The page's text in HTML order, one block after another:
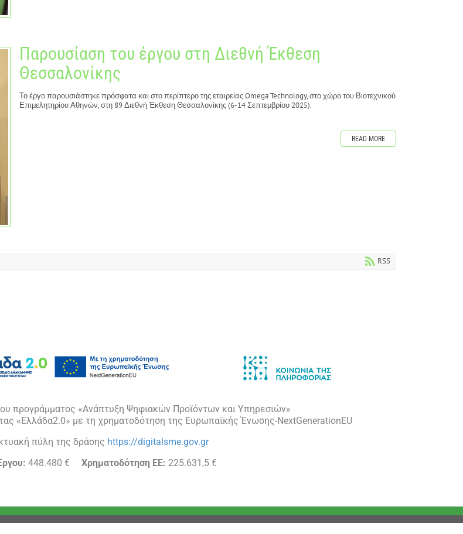
Παρουσίαση του έργου στη Διεθνή Έκθεση
Θεσσαλονίκης
Το έργο παρουσιάστηκε πρόσφατα και στο περίπτερο της εταιρείας Omega Technology, στο χώρο του Βιοτεχνικού
Επιμελητηρίου Αθηνών, στη 89 Διεθνή Έκθεση Θεσσαλονίκης (6-14 Σεπτεμβρίου 2025).
READ MORE
RSS
προγράμματος «Ανάπτυξη Ψηφιακών Προϊόντων και Υπηρεσιών»
«Ελλάδα2.0» με τη χρηματοδότηση της Ευρωπαϊκής Ένωσης-NextGenerationEU
πύλη της δράσης https://digitalsme.gov.gr
448.480 € Χρηματοδότηση ΕΕ: 225.631,5 €